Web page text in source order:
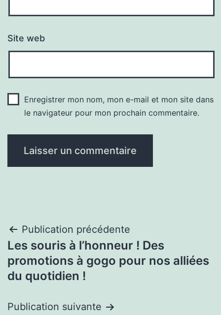
Site web
Enregistrer mon nom, mon e-mail et mon site dans
le navigateur pour mon prochain commentaire.
Navigation
de
l’article
Publication précédente
Les souris à l’honneur ! Des
promotions à gogo pour nos alliées
du quotidien !
Publication suivante